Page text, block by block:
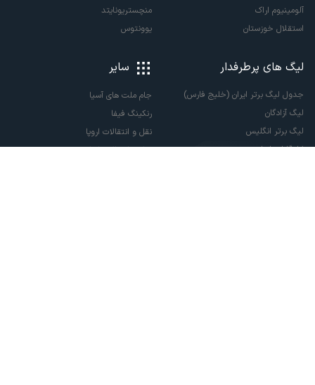
آلومینیوم اراک
استقلال خوزستان
منچستریونایتد
یوونتوس
لیگ های پرطرفدار
جدول لیگ برتر ایران (خلیج فارس)
لیگ آزادگان
لیگ برتر انگلیس
لالیگا اسپانیا
سایر
جام ملت های آسیا
رنکینگ فیفا
نقل و انتقالات اروپا
نقل و انتقالات ایران